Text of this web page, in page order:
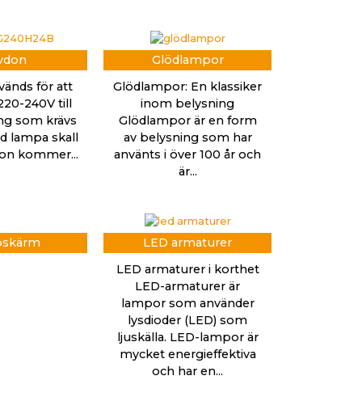
för att
240V till
som krävs
lampa skall
kommer...
Glödlampor
Glödlampor: En klassiker
inom belysning
Glödlampor är en form
av belysning som har
använts i över 100 år och
är...
LED armaturer
LED armaturer i korthet
LED-armaturer är
lampor som använder
lysdioder (LED) som
ljuskälla. LED-lampor är
mycket energieffektiva
och har en...